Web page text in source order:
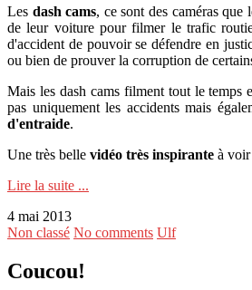
Les dash cams, ce sont des caméras que
de leur voiture pour filmer le trafic
d'accident de pouvoir se défendre en
ou bien de prouver la corruption de
Mais les dash cams filment tout le temps
pas uniquement les accidents mais
d'entraide.
Une très belle vidéo très inspirante à voir
Lire la suite ...
4 mai 2013
Non classé No comments Ulf
Coucou!